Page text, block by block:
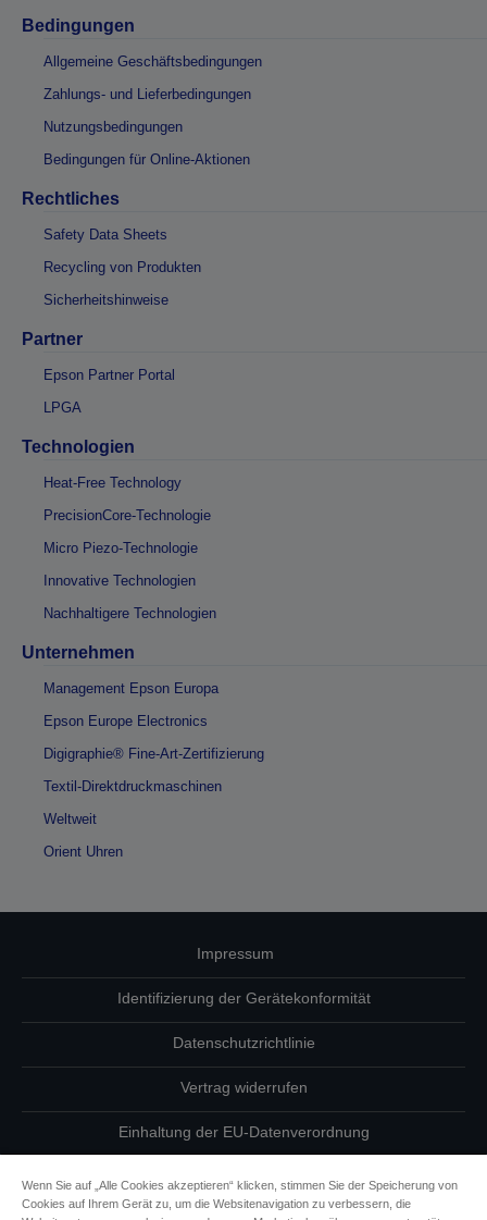
Bedingungen
Allgemeine Geschäftsbedingungen
Zahlungs- und Lieferbedingungen
Nutzungsbedingungen
Bedingungen für Online-Aktionen
Rechtliches
Safety Data Sheets
Recycling von Produkten
Sicherheitshinweise
Partner
Epson Partner Portal
LPGA
Technologien
Heat-Free Technology
PrecisionCore-Technologie
Micro Piezo-Technologie
Innovative Technologien
Nachhaltigere Technologien
Unternehmen
Management Epson Europa
Epson Europe Electronics
Digigraphie® Fine-Art-Zertifizierung
Textil-Direktdruckmaschinen
Weltweit
Orient Uhren
Impressum
Identifizierung der Gerätekonformität
Datenschutzrichtlinie
Vertrag widerrufen
Einhaltung der EU-Datenverordnung
Wenn Sie auf „Alle Cookies akzeptieren“ klicken, stimmen Sie der Speicherung von
Cookies auf Ihrem Gerät zu, um die Websitenavigation zu verbessern, die